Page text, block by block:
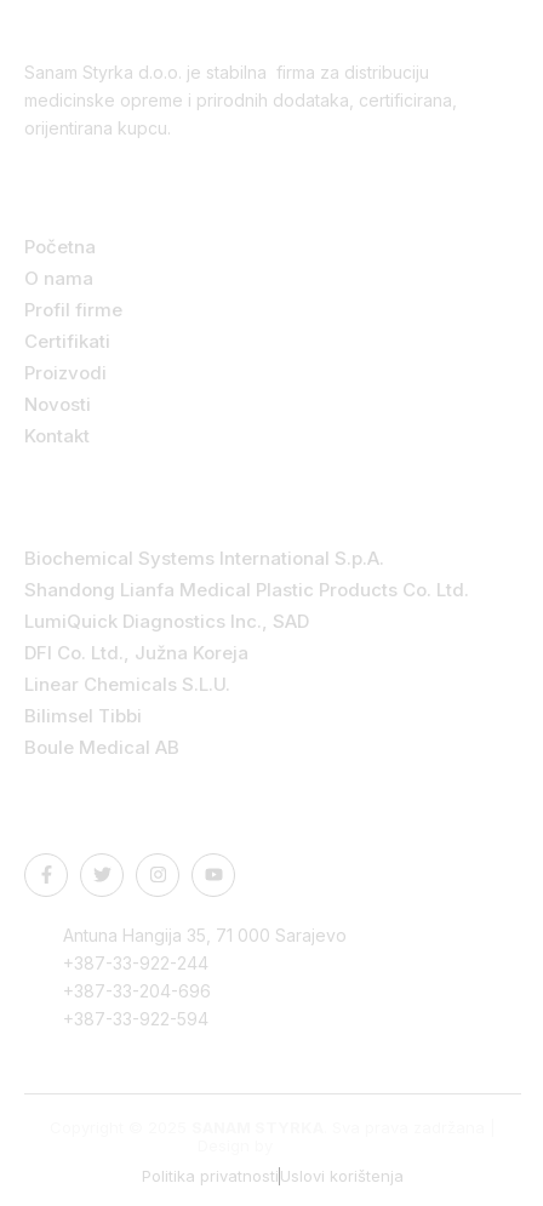
Sanam Styrka d.o.o. je stabilna firma za distribuciju
medicinske opreme i prirodnih dodataka, certificirana,
orijentirana kupcu.
Početna
O nama
Profil firme
Certifikati
Proizvodi
Novosti
Kontakt
Biochemical Systems International S.p.A.
Shandong Lianfa Medical Plastic Products Co. Ltd.
LumiQuick Diagnostics Inc., SAD
DFI Co. Ltd., Južna Koreja
Linear Chemicals S.L.U.
Bilimsel Tibbi
Boule Medical AB
Antuna Hangija 35, 71 000 Sarajevo
+387-33-922-244
+387-33-204-696
+387-33-922-594
Politika privatnostiUslovi korištenja